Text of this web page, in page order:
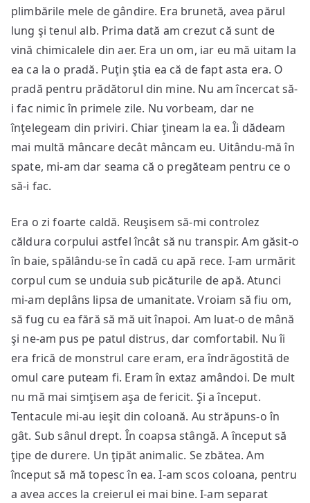
plimbările mele de gândire. Era brunetă, avea părul
lung şi tenul alb. Prima dată am crezut că sunt de
vină chimicalele din aer. Era un om, iar eu mă uitam la
ea ca la o pradă. Puţin ştia ea că de fapt asta era. O
pradă pentru prădătorul din mine. Nu am încercat să-
i fac nimic în primele zile. Nu vorbeam, dar ne
înţelegeam din priviri. Chiar ţineam la ea. Îi dădeam
mai multă mâncare decât mâncam eu. Uitându-mă în
spate, mi-am dar seama că o pregăteam pentru ce o
să-i fac.
Era o zi foarte caldă. Reuşisem să-mi controlez
căldura corpului astfel încât să nu transpir. Am găsit-o
în baie, spălându-se în cadă cu apă rece. I-am urmărit
corpul cum se unduia sub picăturile de apă. Atunci
mi-am deplâns lipsa de umanitate. Vroiam să fiu om,
să fug cu ea fără să mă uit înapoi. Am luat-o de mână
şi ne-am pus pe patul distrus, dar comfortabil. Nu îi
era frică de monstrul care eram, era îndrăgostită de
omul care puteam fi. Eram în extaz amândoi. De mult
nu mă mai simţisem aşa de fericit. Şi a început.
Tentacule mi-au ieşit din coloană. Au străpuns-o în
gât. Sub sânul drept. În coapsa stângă. A început să
ţipe de durere. Un ţipăt animalic. Se zbătea. Am
început să mă topesc în ea. I-am scos coloana, pentru
a avea acces la creierul ei mai bine. I-am separat